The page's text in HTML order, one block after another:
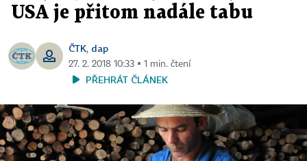
USA je přitom nadále tabu
ČTK, dap
27. 2. 2018 10:33 ▪ 1 min. čtení
PŘEHRÁT ČLÁNEK